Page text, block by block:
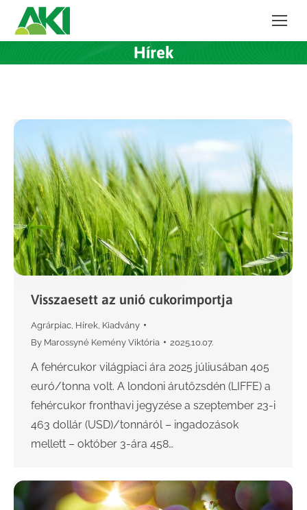
Hírek
Visszaesett az unió cukorimportja
Agrárpiac Hírek Kiadvány
By Marossyné Kemény Viktória 2025.10.07.
A fehércukor világpiaci ára 2025 júliusában 405
euró/tonna volt. A londoni árutőzsdén (LIFFE) a
fehércukor fronthavi jegyzése a szeptember 23-i
463 dollár (USD)/tonnáról – ingadozások
mellett – október 3-ára 458…